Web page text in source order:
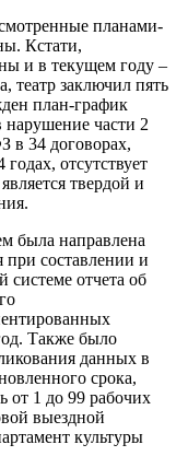
планами-
Кстати,
и в текущем году –
театр заключил пять
план-график
нарушение части 2
в 34 договорах,
отсутствует
твердой и
была направлена
при составлении и
отчета об
Также было
данных в
срока,
от 1 до 99 рабочих
выездной
культуры